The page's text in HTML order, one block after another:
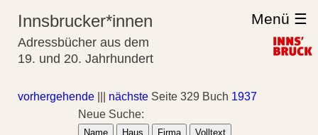
Innsbrucker*innen
Adressbücher aus dem
19. und 20. Jahrhundert
Menü ☰
vorhergehende nächste Seite 329 Buch 1937
Neue Suche:
Name Haus Firma Volltext